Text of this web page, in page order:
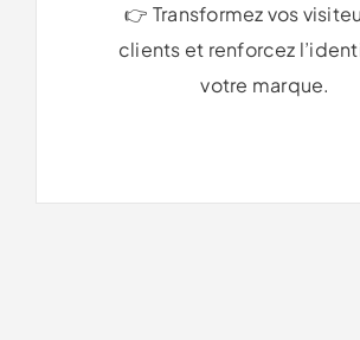
👉 Transformez vos
clients et renforcez
votre marque.